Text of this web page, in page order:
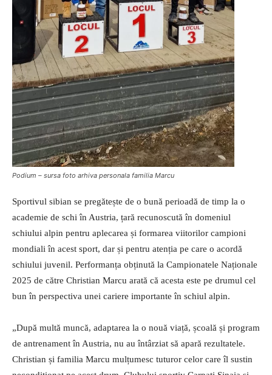
Podium – sursa foto arhiva personala familia Marcu
Sportivul sibian se pregătește de o bună perioadă de timp la o
academie de schi în Austria, țară recunoscută în domeniul
schiului alpin pentru aplecarea și formarea viitorilor campioni
mondiali în acest sport, dar și pentru atenția pe care o acordă
schiului juvenil. Performanța obținută la Campionatele Naționale
2025 de către Christian Marcu arată că acesta este pe drumul cel
bun în perspectiva unei cariere importante în schiul alpin.
„După multă muncă, adaptarea la o nouă viață, școală și program
de antrenament în Austria, nu au întârziat să apară rezultatele.
Christian și familia Marcu mulțumesc tuturor celor care îl sustin